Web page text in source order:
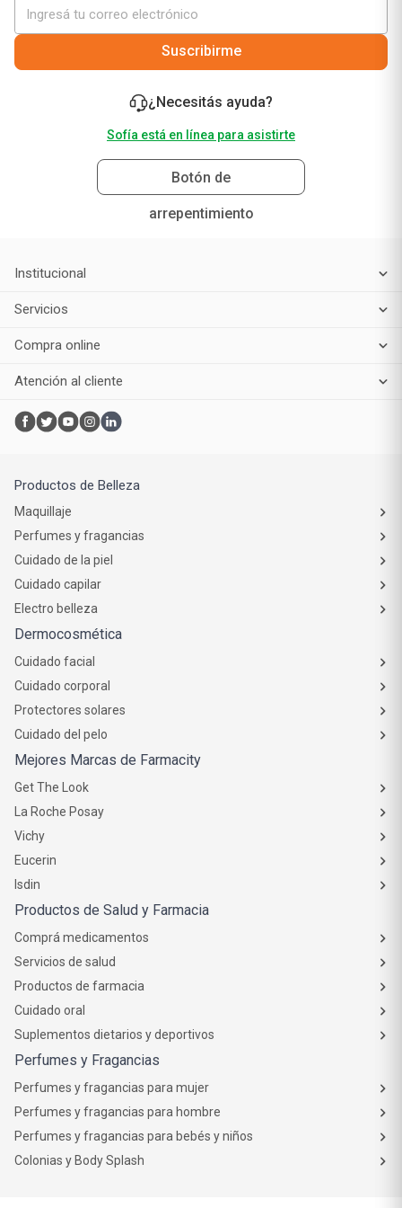
Suscribirme
¿Necesitás ayuda?
Sofía está en línea para asistirte
Botón de
arrepentimiento
Institucional
Servicios
Compra online
Atención al cliente
Productos de Belleza
Maquillaje
Perfumes y fragancias
Cuidado de la piel
Cuidado capilar
Electro belleza
Dermocosmética
Cuidado facial
Cuidado corporal
Protectores solares
Cuidado del pelo
Mejores Marcas de Farmacity
Get The Look
La Roche Posay
Vichy
Eucerin
Isdin
Productos de Salud y Farmacia
Comprá medicamentos
Servicios de salud
Productos de farmacia
Cuidado oral
Suplementos dietarios y deportivos
Perfumes y Fragancias
Perfumes y fragancias para mujer
Perfumes y fragancias para hombre
Perfumes y fragancias para bebés y niños
Colonias y Body Splash